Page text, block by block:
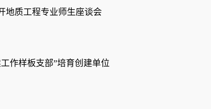
地质工程专业师生座谈会
作样板支部”培育创建单位